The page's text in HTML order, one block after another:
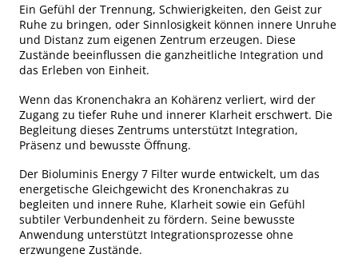
Ein Gefühl der Trennung, Schwierigkeiten, den Geist zur
Ruhe zu bringen, oder Sinnlosigkeit können innere Unruhe
und Distanz zum eigenen Zentrum erzeugen. Diese
Zustände beeinflussen die ganzheitliche Integration und
das Erleben von Einheit.
Wenn das Kronenchakra an Kohärenz verliert, wird der
Zugang zu tiefer Ruhe und innerer Klarheit erschwert. Die
Begleitung dieses Zentrums unterstützt Integration,
Präsenz und bewusste Öffnung.
Der Bioluminis Energy 7 Filter wurde entwickelt, um das
energetische Gleichgewicht des Kronenchakras zu
begleiten und innere Ruhe, Klarheit sowie ein Gefühl
subtiler Verbundenheit zu fördern. Seine bewusste
Anwendung unterstützt Integrationsprozesse ohne
erzwungene Zustände.